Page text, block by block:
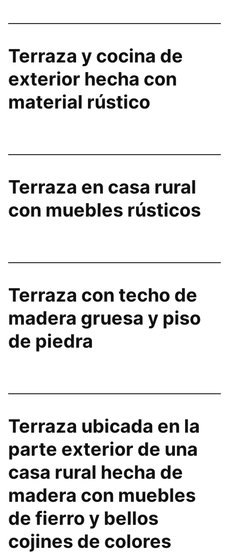
Terraza y cocina de
exterior hecha con
material rústico
Terraza en casa rural
con muebles rústicos
Terraza con techo de
madera gruesa y piso
de piedra
Terraza ubicada en la
parte exterior de una
casa rural hecha de
madera con muebles
de fierro y bellos
cojines de colores